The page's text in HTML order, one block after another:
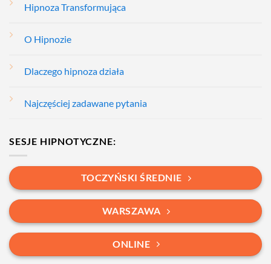
Hipnoza Transformująca
O Hipnozie
Dlaczego hipnoza działa
Najczęściej zadawane pytania
SESJE HIPNOTYCZNE:
TOCZYŃSKI ŚREDNIE
WARSZAWA
ONLINE